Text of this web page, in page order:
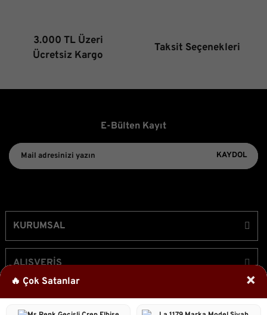
🔥 Çok Satanlar ×
3.000 TL Üzeri
Ücretsiz Kargo
Taksit Seçenekleri
E-Bülten Kayıt
KAYDOL
KURUMSAL
ALIŞVERİŞ
ÜYELİK